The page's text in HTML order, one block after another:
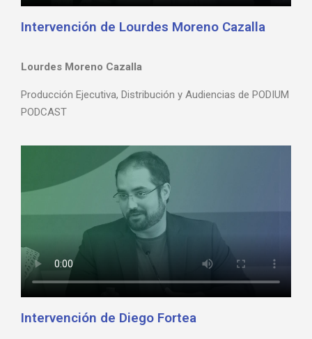
Intervención de Lourdes Moreno Cazalla
Lourdes Moreno Cazalla
Producción Ejecutiva, Distribución y Audiencias de PODIUM
PODCAST
Intervención de Diego Fortea